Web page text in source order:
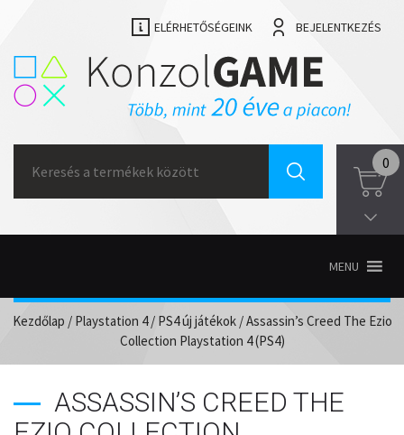
ELÉRHETŐSÉGEINK BEJELENTKEZÉS
for:
0
MENU
Kezdőlap / Playstation 4/ PS4 új játékok/ Assassin’s Creed The Ezio
Collection Playstation 4 (PS4)
ASSASSIN’S CREED THE